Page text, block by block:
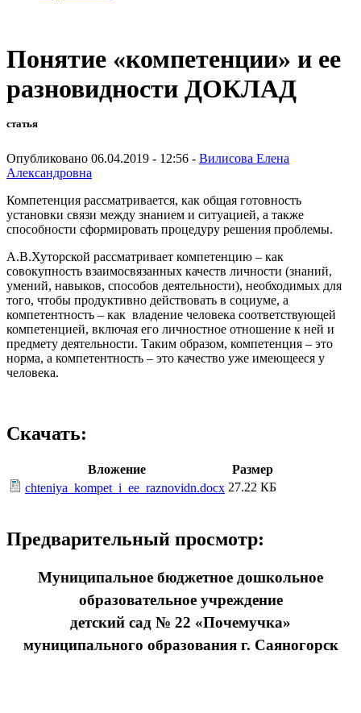
Понятие «компетенции» и ее
разновидности ДОКЛАД
статья
Опубликовано 06.04.2019 - 12:56 - Вилисова Елена
Александровна
Компетенция рассматривается, как общая готовность
установки связи между знанием и ситуацией, а также
способности сформировать процедуру решения проблемы.
А.В.Хуторской рассматривает компетенцию – как
совокупность взаимосвязанных качеств личности (знаний,
умений, навыков, способов деятельности), необходимых для
того, чтобы продуктивно действовать в социуме, а
компетентность – как владение человека соответствующей
компетенцией, включая его личностное отношение к ней и
предмету деятельности. Таким образом, компетенция – это
норма, а компетентность – это качество уже имеющееся у
человека.
Скачать:
Вложение
Размер
chteniya_kompet_i_ee_raznovidn.docx 27.22 КБ
Предварительный просмотр:
Муниципальное бюджетное дошкольное
образовательное учреждение
детский сад № 22 «Почемучка»
муниципального образования г. Саяногорск